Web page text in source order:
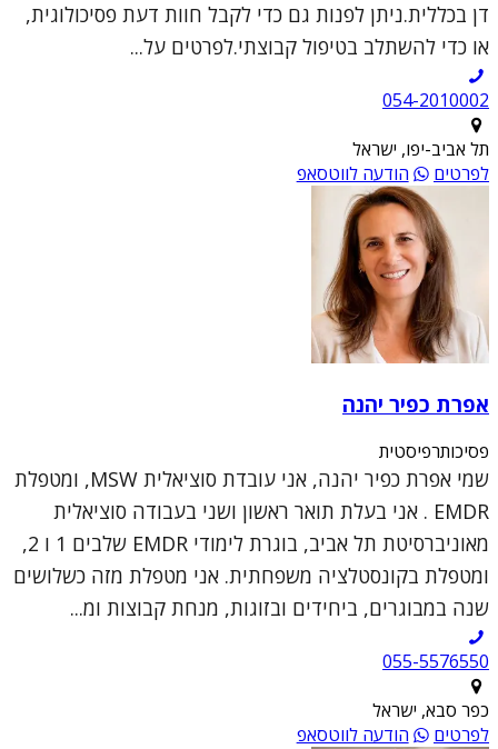
דן בכללית.ניתן לפנות גם כדי לקבל חוות דעת פסיכולוגית,
או כדי להשתלב בטיפול קבוצתי.לפרטים על...
054-2010002
תל אביב-יפו, ישראל
לפרטים
הודעה לווטסאפ
אפרת כפיר יהנה
פסיכותרפיסטית
שמי אפרת כפיר יהנה, אני עובדת סוציאלית MSW, ומטפלת
EMDR . אני בעלת תואר ראשון ושני בעבודה סוציאלית
מאוניברסיטת תל אביב, בוגרת לימודי EMDR שלבים 1 ו 2,
ומטפלת בקונסטלציה משפחתית. אני מטפלת מזה כשלושים
שנה במבוגרים, ביחידים ובזוגות, מנחת קבוצות ומ...
055-5576550
כפר סבא, ישראל
לפרטים
הודעה לווטסאפ